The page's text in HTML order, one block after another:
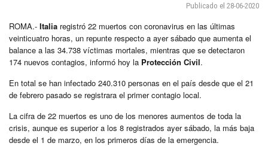
Publicado el 28-06-2020
ROMA.- Italia registró 22 muertos con coronavirus en las últimas
veinticuatro horas, un repunte respecto a ayer sábado que aumenta el
balance a las 34.738 víctimas mortales, mientras que se detectaron
174 nuevos contagios, informó hoy la Protección Civil.
En total se han infectado 240.310 personas en el país desde que el 21
de febrero pasado se registrara el primer contagio local.
La cifra de 22 muertos es uno de los menores aumentos de toda la
crisis, aunque es superior a los 8 registrados ayer sábado, la más baja
desde el 1 de marzo, en los primeros días de la emergencia.